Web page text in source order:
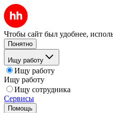
Чтобы сайт был удобнее,
Понятно
Ищу работу
Ищу работу
Ищу работу
Ищу сотрудника
Сервисы
Помощь